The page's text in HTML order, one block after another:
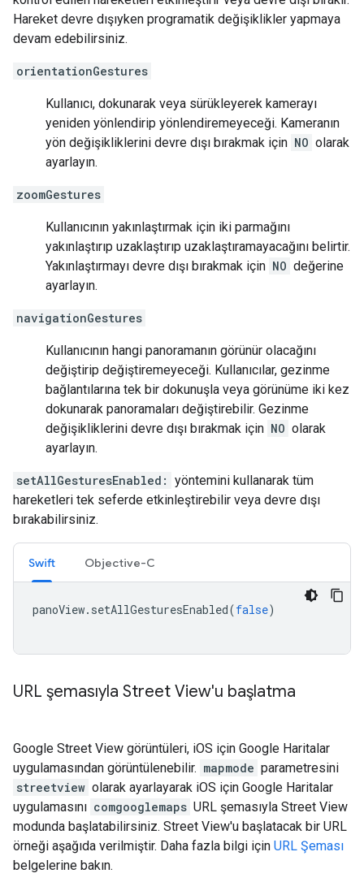
Hareket devre dışıyken programatik değişiklikler yapmaya
devam edebilirsiniz.
orientationGestures
Kullanıcı, dokunarak veya sürükleyerek kamerayı
yeniden yönlendirip yönlendiremeyeceği. Kameranın
yön değişikliklerini devre dışı bırakmak için NO olarak
ayarlayın.
zoomGestures
Kullanıcının yakınlaştırmak için iki parmağını
yakınlaştırıp uzaklaştırıp uzaklaştıramayacağını belirtir.
Yakınlaştırmayı devre dışı bırakmak için NO değerine
ayarlayın.
navigationGestures
Kullanıcının hangi panoramanın görünür olacağını
değiştirip değiştiremeyeceği. Kullanıcılar, gezinme
bağlantılarına tek bir dokunuşla veya görünüme iki kez
dokunarak panoramaları değiştirebilir. Gezinme
değişikliklerini devre dışı bırakmak için NO olarak
ayarlayın.
setAllGesturesEnabled: yöntemini kullanarak tüm
hareketleri tek seferde etkinleştirebilir veya devre dışı
bırakabilirsiniz.
Swift Objective-C
panoView. setAllGesturesEnabled(false)
URL şemasıyla Street View'u başlatma
Google Street View görüntüleri, iOS için Google Haritalar
uygulamasından görüntülenebilir. mapmode parametresini
streetview olarak ayarlayarak iOS için Google Haritalar
uygulamasını comgooglemaps URL şemasıyla Street View
modunda başlatabilirsiniz. Street View'u başlatacak bir URL
örneği aşağıda verilmiştir. Daha fazla bilgi için URL Şeması
belgelerine bakın.